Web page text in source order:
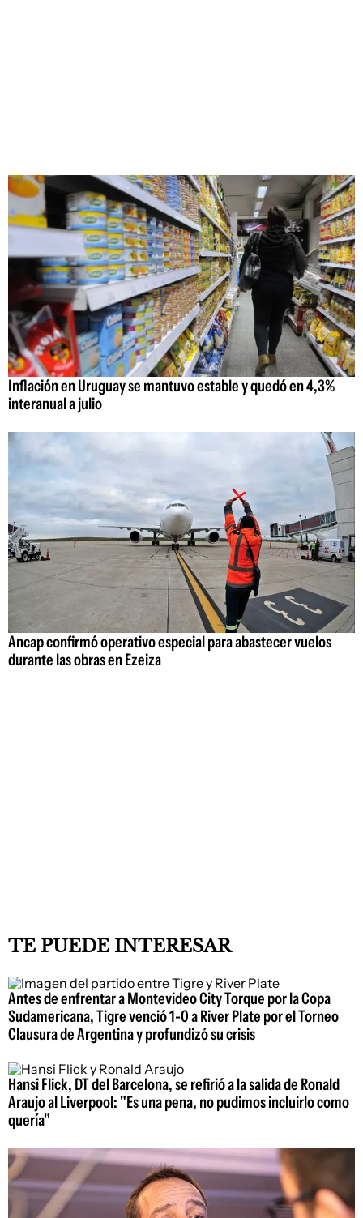
Inflación en Uruguay se mantuvo estable y quedó en 4,3%
interanual a julio
Ancap confirmó operativo especial para abastecer vuelos
durante las obras en Ezeiza
TE PUEDE INTERESAR
Antes de enfrentar a Montevideo City Torque por la Copa
Sudamericana, Tigre venció 1-0 a River Plate por el Torneo
Clausura de Argentina y profundizó su crisis
Hansi Flick, DT del Barcelona, se refirió a la salida de Ronald
Araujo al Liverpool: "Es una pena, no pudimos incluirlo como
quería"